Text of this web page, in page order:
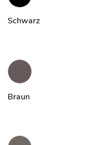
Schwarz
Braun